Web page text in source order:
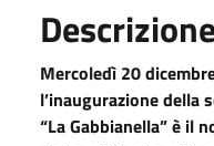
Mercoledì 20
l’inaugurazione della
“La Gabbianella” è il